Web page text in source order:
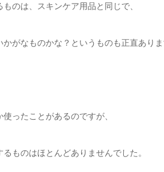
のは、スキンケア用品と同じで、
かがなものかな？というものも正直ありま
ったことがあるのですが、
ものはほとんどありませんでした。